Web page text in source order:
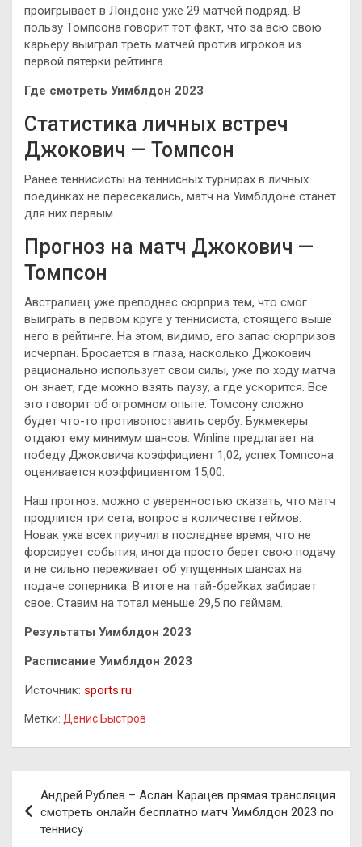
проигрывает в Лондоне уже 29 матчей подряд. В
пользу Томпсона говорит тот факт, что за всю свою
карьеру выиграл треть матчей против игроков из
первой пятерки рейтинга.
Где смотреть Уимблдон 2023
Статистика личных встреч
Джокович — Томпсон
Ранее теннисисты на теннисных турнирах в личных
поединках не пересекались, матч на Уимблдоне станет
для них первым.
Прогноз на матч Джокович —
Томпсон
Австралиец уже преподнес сюрприз тем, что смог
выиграть в первом круге у теннисиста, стоящего выше
него в рейтинге. На этом, видимо, его запас сюрпризов
исчерпан. Бросается в глаза, насколько Джокович
рационально использует свои силы, уже по ходу матча
он знает, где можно взять паузу, а где ускорится. Все
это говорит об огромном опыте. Томсону сложно
будет что-то противопоставить сербу. Букмекеры
отдают ему минимум шансов. Winline предлагает на
победу Джоковича коэффициент 1,02, успех Томпсона
оценивается коэффициентом 15,00.
Наш прогноз: можно с уверенностью сказать, что матч
продлится три сета, вопрос в количестве геймов.
Новак уже всех приучил в последнее время, что не
форсирует события, иногда просто берет свою подачу
и не сильно переживает об упущенных шансах на
подаче соперника. В итоге на тай-брейках забирает
свое. Ставим на тотал меньше 29,5 по геймам.
Результаты Уимблдон 2023
Расписание Уимблдон 2023
Источник: sports.ru
Метки: Денис Быстров
по
записям
Андрей Рублев – Аслан Карацев прямая трансляция
смотреть онлайн бесплатно матч Уимблдон 2023 по
теннису